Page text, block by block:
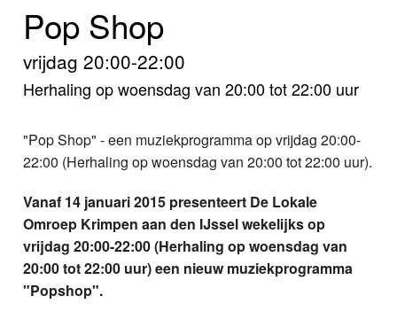
Programma's
Nieuws
Video
Webcam
Info
Pop Shop
vrijdag 20:00-22:00
Herhaling op woensdag van 20:00 tot 22:00 uur
"Pop Shop" - een muziekprogramma op vrijdag 20:00-
22:00 (Herhaling op woensdag van 20:00 tot 22:00 uur).
Vanaf 14 januari 2015 presenteert De Lokale
Omroep Krimpen aan den IJssel wekelijks op
vrijdag 20:00-22:00 (Herhaling op woensdag van
20:00 tot 22:00 uur) een nieuw muziekprogramma
"Popshop".